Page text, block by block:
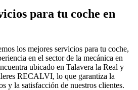
para tu coche en
los mejores servicios para tu coche,
en el sector de la mecánica en
ubicado en Talavera la Real y
RECALVI, lo que garantiza la
y la satisfacción de nuestros clientes.